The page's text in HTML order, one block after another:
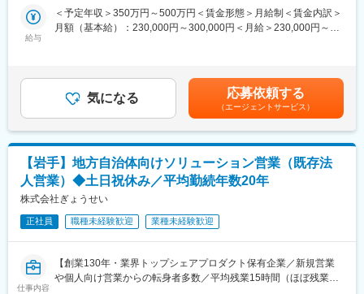
準、営業成績、TOEIC600点以上取得などの条件をクリアすると
「楽天トラベルサービス株式会社」へ正社員登用/転籍となりま
変更の範囲：会社の定める業務
営業に限らず、当社の商品・サービスを広く提案する営業業務を
兼務いただく可能性もございます。
していただきます。
・営業：パッケージ販売における商品説明等の営業支援を行うと
ともに、サポート顧客を対象に、顧客の課題解決を提案していく
に挑戦することが出来るのも当ポジションの魅力です。
■提供サービスについて：
・業務効率化システム（自社パッケージソフト）：
行政事務の効率化を目的に、地方公共団体の財務、起債、人事・
給与、公営企業会計などの業務用アプリケーションソフトウェア
を企画、開発及び販売しています。
■組織構成：
ソリューション営業部門は全国9支社に拠点があり、各拠点20～
40名程度在籍しております。営業未経験の方も入社されており安
心して入社いただける環境です。
給与
＜予定年収＞350万円～500万円＜賃金形態＞月給制＜賃金内訳＞
月額（基本給）：230,000円～300,000円＜月給＞230,000円～
す。月給(月額)は固定手当を含めた表記です。
気になる 応募依頼する
（エージェントサービス）
【岩手】地方自治体向けソリューション営業（既存法
人営業）◆土日祝休み／平均勤続年数20年
株式会社ぎょうせい
正社員 職種未経験歓迎 業種未経験歓迎
仕事内容
【創業130年・業界トップシェアプロダクト保有企業／新規営業
や個人向け営業からの転身者多数／平均残業15時間（ほぼ残業な